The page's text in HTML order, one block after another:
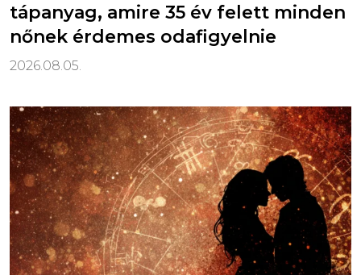
tápanyag, amire 35 év felett minden
nőnek érdemes odafigyelnie
2026.08.05.